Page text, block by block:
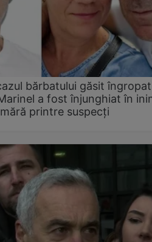
bărbatului găsit
a fost înjunghiat în
printre suspecți